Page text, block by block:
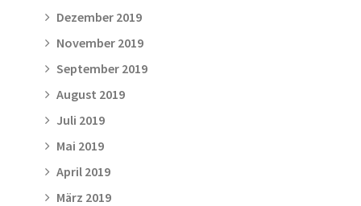
Dezember 2019
November 2019
September 2019
August 2019
Juli 2019
Mai 2019
April 2019
März 2019